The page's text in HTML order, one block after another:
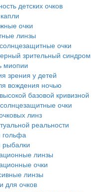
детских очков
очки
линзы
очки
зрительный синдром
миопии
зрения у детей
вождения ночью
базовой кривизной
очки
линз
реальности
гольфа
рыбалки
линзы
очки
линзы
для очков